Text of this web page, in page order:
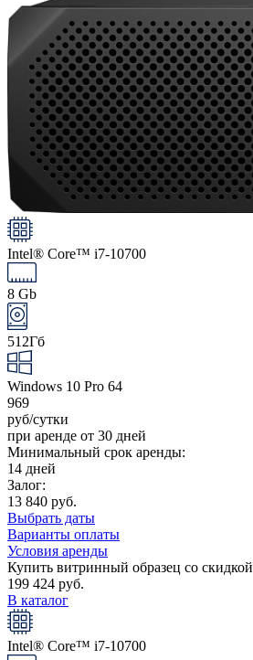
Intel® Core™ i7-10700
8 Gb
512Гб
Windows 10 Pro 64
969
руб/сутки
при аренде от 30 дней
Минимальный срок аренды:
14 дней
Залог:
13 840 руб.
Выбрать даты
Варианты оплаты
Условия аренды
Купить витринный образец со скидкой
199 424 руб.
В каталог
Intel® Core™ i7-10700